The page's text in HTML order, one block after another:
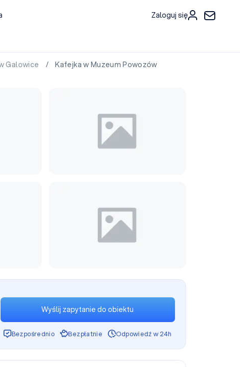
Zaloguj się
Galowice
/ Kafejka w Muzeum Powozów
Wyślij zapytanie do obiektu
Bezpośrednio Bezpłatnie Odpowiedź w 24h